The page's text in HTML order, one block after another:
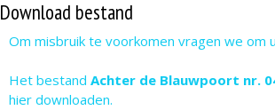
Download bestand
Om misbruik te voorkomen vragen we om
Het bestand Achter de Blauwpoort nr.
hier downloaden.